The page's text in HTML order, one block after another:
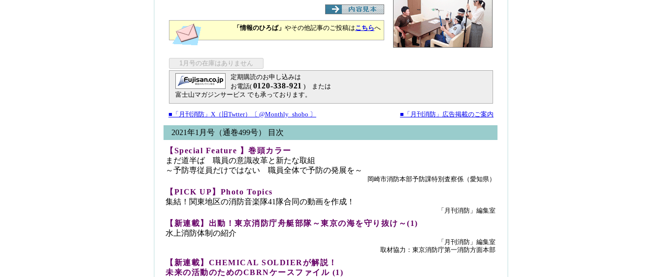
「情報のひろば」 やその他記事のご投稿はこちらへ
定期購読のお申し込みは
お電話( 0120-338-921 ) または
富士山マガジンサービス でも承っております。
■「月刊消防」X（旧Twtter）〔 @Monthly_shobo 〕 ■「月刊消防」広告掲載のご案内
2021年1月号（通巻499号） 目次
【Special Feature 】巻頭カラー
まだ道半ば 職員の意識改革と新たな取組
～予防専従員だけではない 職員全体で予防の発展を～
岡崎市消防本部予防課特別査察係（愛知県）
【PICK UP】Photo Topics
集結！関東地区の消防音楽隊41隊合同の動画を作成！
「月刊消防」編集室
【新連載】出動！東京消防庁舟艇部隊～東京の海を守り抜け～(1)
水上消防体制の紹介
「月刊消防」編集室
取材協力：東京消防庁第一消防方面本部
【新連載】CHEMICAL SOLDIERが解説！
未来の活動のためのCBRNケースファイル (1)